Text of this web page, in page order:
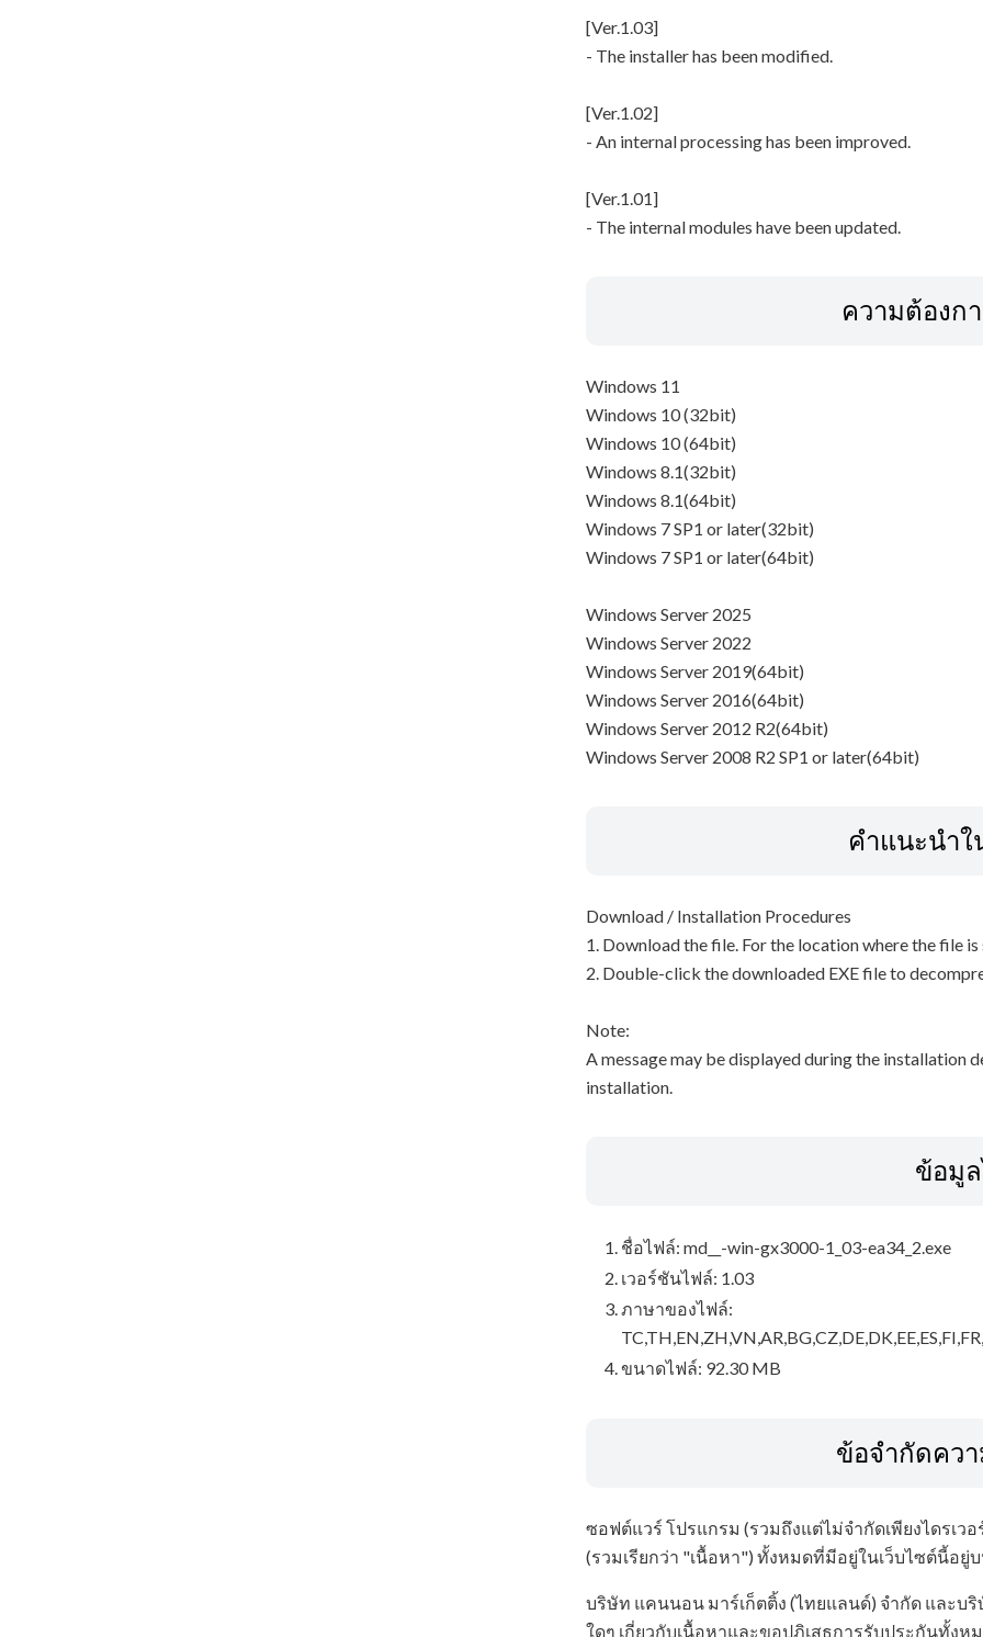
[Ver.1.03]
- The installer has been modified.
[Ver.1.02]
- An internal processing has been improved.
[Ver.1.01]
- The internal modules have been updated.
ความต้องก
Windows 11
Windows 10 (32bit)
Windows 10 (64bit)
Windows 8.1(32bit)
Windows 8.1(64bit)
Windows 7 SP1 or later(32bit)
Windows 7 SP1 or later(64bit)
Windows Server 2025
Windows Server 2022
Windows Server 2019(64bit)
Windows Server 2016(64bit)
Windows Server 2012 R2(64bit)
Windows Server 2008 R2 SP1 or later(64bit)
คำแนะนำ
Download / Installation Procedures
1. Download the file. For the location where the file
2. Double-click the downloaded EXE file to
Note:
A message may be displayed during the installation
installation.
ข้อมู
ชื่อไฟล์: md__-win-gx3000-1_03-ea34_2.exe
เวอร์ชันไฟล์: 1.03
ภาษาของไฟล์:
ขนาดไฟล์: 92.30 MB
ข้อจำกัดคว
ซอฟต์แวร์ โปรแกรม (รวมถึงแต่ไม่จำกัดเพียงไดรเว
(รวมเรียกว่า "เนื้อหา") ทั้งหมดที่มีอยู่ในเว็บไซต์นี้อ
บริษัท แคนนอน มาร์เก็ตติ้ง (ไทยแลนด์) จำกัด และ
ใดๆ เกี่ยวกับเนื้อหาและขอปฏิเสธการรับประกันทั้ง